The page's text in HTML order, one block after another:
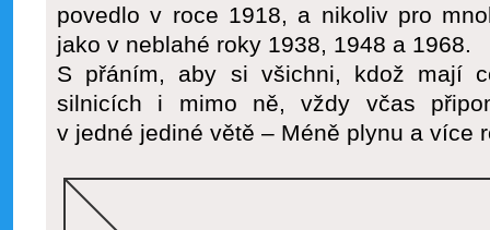
povedlo v roce 1918, a nikoliv pro
jako v neblahé roky 1938, 1948 a 1968.
S přáním, aby si všichni, kdož mají
silnicích i mimo ně, vždy včas
v jedné jediné větě – Méně plynu a více